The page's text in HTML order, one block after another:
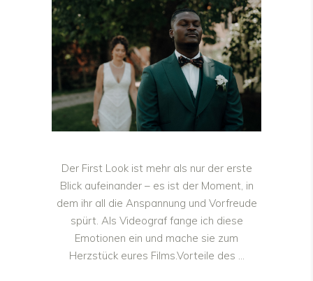
Der First Look ist mehr als nur der erste
Blick aufeinander – es ist der Moment, in
dem ihr all die Anspannung und Vorfreude
spürt. Als Videograf fange ich diese
Emotionen ein und mache sie zum
Herzstück eures Films.Vorteile des